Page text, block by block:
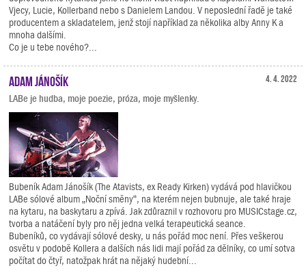
Vjecy, Lucie, Kollerband nebo s Danielem Landou. V neposlední řadě je také
producentem a skladatelem, jenž stojí například za několika alby Anny K a
mnoha dalšími.
Co je u tebe nového?...
4. 4. 2022
Adam Jánošík
LABe je hudba, moje poezie, próza, moje myšlenky.
Bubeník Adam Jánošík (The Atavists, ex Ready Kirken) vydává pod hlavičkou
LABe sólové album „Noční směny“, na kterém nejen bubnuje, ale také hraje
na kytaru, na baskytaru a zpívá. Jak zdůraznil v rozhovoru pro MUSICstage.cz,
tvorba a natáčení byly pro něj jedna velká terapeutická seance.
Bubeníků, co vydávají sólové desky, u nás pořád moc není. Přes veškerou
osvětu v podobě Kollera a dalších nás lidi mají pořád za dělníky, co umí sotva
počítat do čtyř, natožpak hrát na nějaký hudební...